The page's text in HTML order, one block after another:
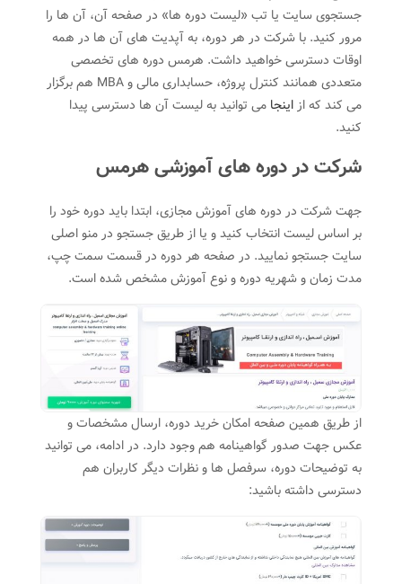
جستجوی سایت یا تب «لیست دوره ها» در صفحه آن، آن ها را
مرور کنید. با شرکت در هر دوره، به آپدیت های آن ها در همه
اوقات دسترسی خواهید داشت. هرمس دوره های تخصصی
متعددی همانند کنترل پروژه، حسابداری مالی و MBA هم برگزار
می کند که از اینجا می توانید به لیست آن ها دسترسی پیدا
کنید.
شرکت در دوره های آموزشی هرمس
جهت شرکت در دوره های آموزش مجازی، ابتدا باید دوره خود را
بر اساس لیست انتخاب کنید و یا از طریق جستجو در منو اصلی
سایت جستجو نمایید. در صفحه هر دوره در قسمت سمت چپ،
مدت زمان و شهریه دوره و نوع آموزش مشخص شده است.
از طریق همین صفحه امکان خرید دوره، ارسال مشخصات و
عکس جهت صدور گواهینامه هم وجود دارد. در ادامه، می توانید
به توضیحات دوره، سرفصل ها و نظرات دیگر کاربران هم
دسترسی داشته باشید: